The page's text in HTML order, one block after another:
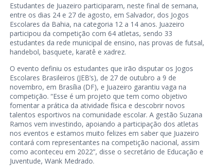
Estudantes de Juazeiro participaram, neste final de semana,
entre os dias 24 e 27 de agosto, em Salvador, dos Jogos
Escolares da Bahia, na categoria 12 a 14 anos. Juazeiro
participou da competição com 64 atletas, sendo 33
estudantes da rede municipal de ensino, nas provas de futsal,
handebol, basquete, karatê e xadrez.
O evento definiu os estudantes que irão disputar os Jogos
Escolares Brasileiros (JEB’s), de 27 de outubro a 9 de
novembro, em Brasília (DF), e Juazeiro garantiu vaga na
competição. “Esse é um projeto que tem como objetivo
fomentar a prática da atividade física e descobrir novos
talentos esportivos na comunidade escolar. A gestão Suzana
Ramos vem investindo, apoiando a participação dos atletas
nos eventos e estamos muito felizes em saber que Juazeiro
contará com representantes na competição nacional, assim
como aconteceu em 2022”, disse o secretário de Educação e
Juventude, Wank Medrado.